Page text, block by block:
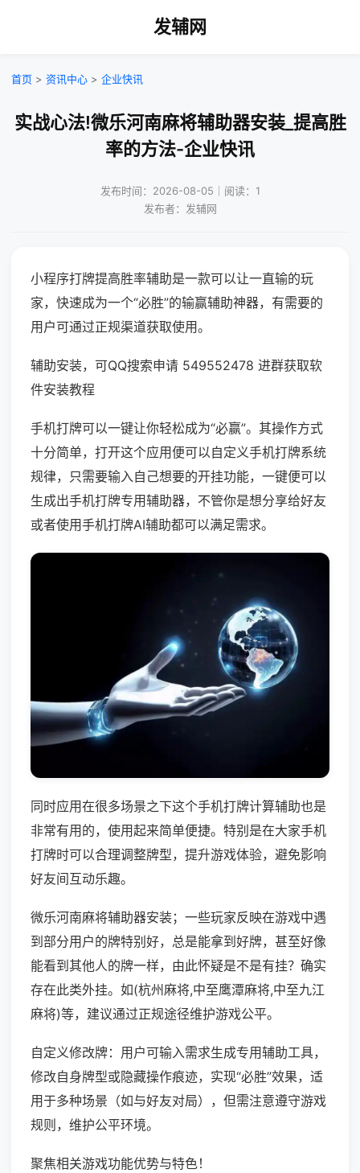
发辅网
首页 > 资讯中心 > 企业快讯
实战心法!微乐河南麻将辅助器安装_提高胜
率的方法-企业快讯
发布时间：2026-08-05｜阅读：1
发布者：发辅网
小程序打牌提高胜率辅助是一款可以让一直输的玩
家，快速成为一个“必胜”的输赢辅助神器，有需要的
用户可通过正规渠道获取使用。
辅助安装，可QQ搜索申请 549552478 进群获取软
件安装教程
手机打牌可以一键让你轻松成为“必赢”。其操作方式
十分简单，打开这个应用便可以自定义手机打牌系统
规律，只需要输入自己想要的开挂功能，一键便可以
生成出手机打牌专用辅助器，不管你是想分享给好友
或者使用手机打牌AI辅助都可以满足需求。
同时应用在很多场景之下这个手机打牌计算辅助也是
非常有用的，使用起来简单便捷。特别是在大家手机
打牌时可以合理调整牌型，提升游戏体验，避免影响
好友间互动乐趣。
微乐河南麻将辅助器安装；一些玩家反映在游戏中遇
到部分用户的牌特别好，总是能拿到好牌，甚至好像
能看到其他人的牌一样，由此怀疑是不是有挂？确实
存在此类外挂。如(杭州麻将,中至鹰潭麻将,中至九江
麻将)等，建议通过正规途径维护游戏公平。
自定义修改牌：用户可输入需求生成专用辅助工具，
修改自身牌型或隐藏操作痕迹，实现“必胜”效果，适
用于多种场景（如与好友对局），但需注意遵守游戏
规则，维护公平环境。
聚焦相关游戏功能优势与特色！